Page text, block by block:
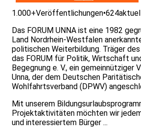
1.000+Veröffentlichungen•624
Das FORUM UNNA ist eine 1982
Land Nordrhein-Westfalen
politischen Weiterbildung. Träger
das FORUM für Politik, Wirtschaft
Begegnung e. V., ein gemeinnütziger
Unna, der dem Deutschen
Wohlfahrtsverband (DPWV)
Mit unserem
Projektaktivitäten möchten wir
und interessiertem Bürger ...